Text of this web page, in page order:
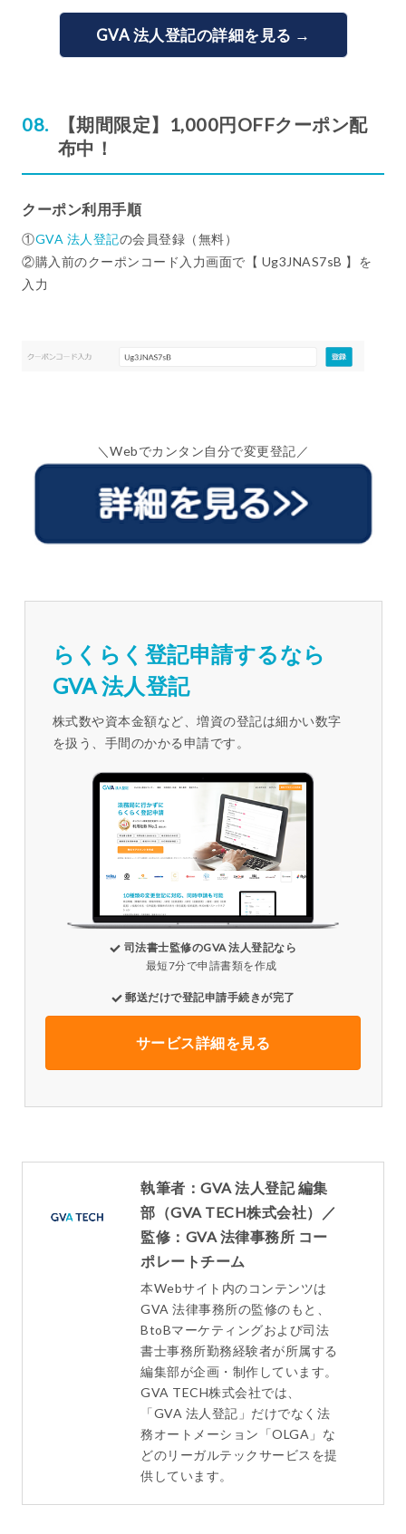
GVA 法人登記の詳細を見る →
【期間限定】1,000円OFFクーポン配
布中！
クーポン利用手順
①GVA 法人登記の会員登録（無料）
②購入前のクーポンコード入力画面で【 Ug3JNAS7sB 】を
入力
＼Webでカンタン自分で変更登記／
らくらく登記申請するなら
GVA 法人登記
株式数や資本金額など、増資の登記は細かい数字
を扱う、手間のかかる申請です。
司法書士監修のGVA 法人登記なら
最短7分で申請書類を作成
郵送だけで登記申請手続きが完了
サービス詳細を見る
執筆者：GVA 法人登記 編集
部（GVA TECH株式会社）／
監修：GVA 法律事務所 コー
ポレートチーム
本Webサイト内のコンテンツは
GVA 法律事務所の監修のもと、
BtoBマーケティングおよび司法
書士事務所勤務経験者が所属する
編集部が企画・制作しています。
GVA TECH株式会社では、
「GVA 法人登記」だけでなく法
務オートメーション「OLGA」な
どのリーガルテックサービスを提
供しています。